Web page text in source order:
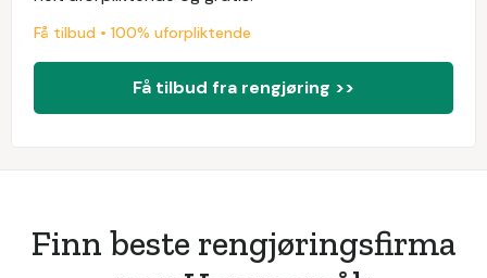
Få tilbud • 100% uforpliktende
Få tilbud fra rengjøring >>
Finn beste rengjøringsfirma